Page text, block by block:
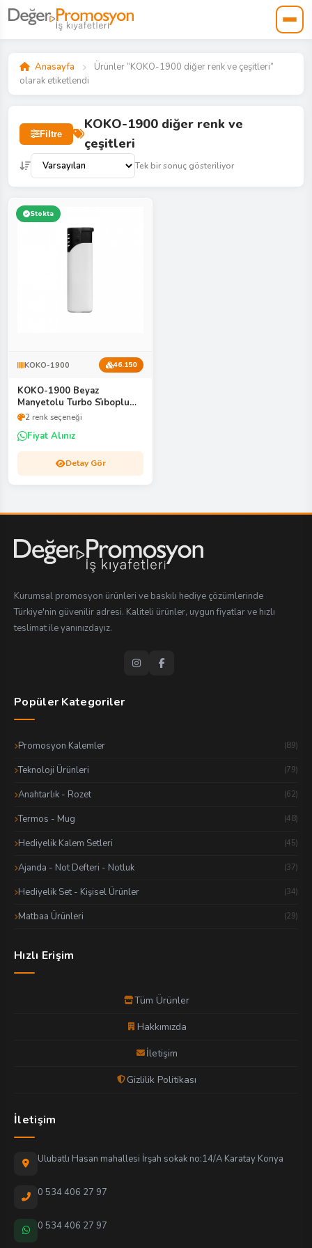
Anasayfa
Ürünler “KOKO-1900 diğer renk ve çeşitleri”
olarak etiketlendi
Filtre
KOKO-1900 diğer renk ve
çeşitleri
Tek bir sonuç gösteriliyor
Stokta
KOKO-1900 46.150
KOKO-1900 Beyaz
Manyetolu Turbo Si̇boplu
Çakmak
2 renk seçeneği
Fiyat Alınız
Detay Gör
Kurumsal promosyon ürünleri ve baskılı hediye çözümlerinde
Türkiye'nin güvenilir adresi. Kaliteli ürünler, uygun fiyatlar ve hızlı
teslimat ile yanınızdayız.
Popüler Kategoriler
Promosyon Kalemler (89)
Teknoloji Ürünleri (79)
Anahtarlık - Rozet (62)
Termos - Mug (48)
Hediyelik Kalem Setleri (45)
Ajanda - Not Defteri - Notluk (37)
Hediyelik Set - Kişisel Ürünler (34)
Matbaa Ürünleri (29)
Hızlı Erişim
Tüm Ürünler
Hakkımızda
İletişim
Gizlilik Politikası
İletişim
Ulubatlı Hasan mahallesi İrşah sokak no:14/A Karatay Konya
0 534 406 27 97
0 534 406 27 97